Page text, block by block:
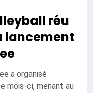
réu
lancement
a organisé
mois-ci, menant au